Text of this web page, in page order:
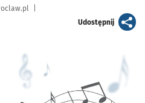
Udostępnijartykuł